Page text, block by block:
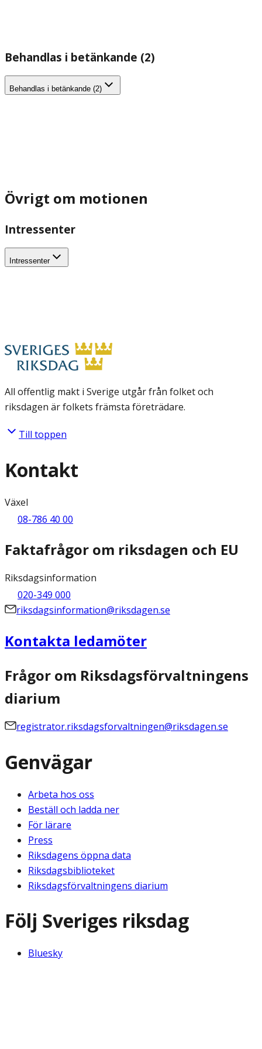
Behandlas i betänkande (2)
Behandlas i betänkande (2)
Övrigt om motionen
Intressenter
Intressenter
All offentlig makt i Sverige utgår från folket och
riksdagen är folkets främsta företrädare.
Till toppen
Kontakt
Växel
08-786 40 00
Faktafrågor om riksdagen och EU
Riksdagsinformation
020-349 000
riksdagsinformation@riksdagen.se
Kontakta ledamöter
Frågor om Riksdagsförvaltningens
diarium
registrator.riksdagsforvaltningen@riksdagen.se
Genvägar
Arbeta hos oss
Beställ och ladda ner
För lärare
Press
Riksdagens öppna data
Riksdagsbiblioteket
Riksdagsförvaltningens diarium
Följ Sveriges riksdag
Bluesky